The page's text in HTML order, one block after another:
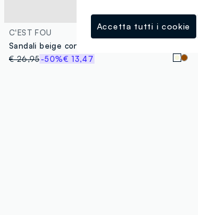
C'EST FOU
Sandali beige con doppia fascia e fibbie
€ 26,95-50%€ 13,47
Accetta tutti i cookie